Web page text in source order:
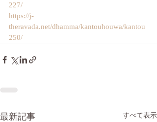
227/
https://j-
theravada.net/dhamma/kantouhouwa/kantou
250/
最新記事 すべて表示